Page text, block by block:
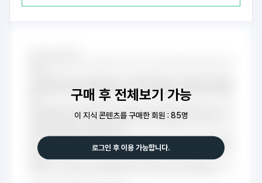
구매 후 전체보기 가능
이 지식 콘텐츠를 구매한 회원 : 85명
로그인 후 이용 가능합니다.